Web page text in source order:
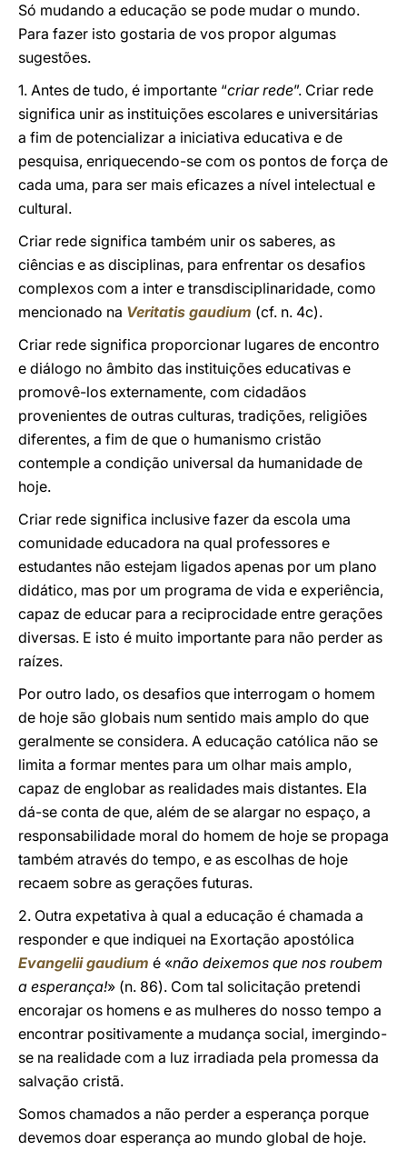
Só mudando a educação se pode mudar o mundo.
Para fazer isto gostaria de vos propor algumas
sugestões.
1. Antes de tudo, é importante “criar rede”. Criar rede
significa unir as instituições escolares e universitárias
a fim de potencializar a iniciativa educativa e de
pesquisa, enriquecendo-se com os pontos de força de
cada uma, para ser mais eficazes a nível intelectual e
cultural.
Criar rede significa também unir os saberes, as
ciências e as disciplinas, para enfrentar os desafios
complexos com a inter e transdisciplinaridade, como
mencionado na Veritatis gaudium (cf. n. 4c).
Criar rede significa proporcionar lugares de encontro
e diálogo no âmbito das instituições educativas e
promovê-los externamente, com cidadãos
provenientes de outras culturas, tradições, religiões
diferentes, a fim de que o humanismo cristão
contemple a condição universal da humanidade de
hoje.
Criar rede significa inclusive fazer da escola uma
comunidade educadora na qual professores e
estudantes não estejam ligados apenas por um plano
didático, mas por um programa de vida e experiência,
capaz de educar para a reciprocidade entre gerações
diversas. E isto é muito importante para não perder as
raízes.
Por outro lado, os desafios que interrogam o homem
de hoje são globais num sentido mais amplo do que
geralmente se considera. A educação católica não se
limita a formar mentes para um olhar mais amplo,
capaz de englobar as realidades mais distantes. Ela
dá-se conta de que, além de se alargar no espaço, a
responsabilidade moral do homem de hoje se propaga
também através do tempo, e as escolhas de hoje
recaem sobre as gerações futuras.
2. Outra expetativa à qual a educação é chamada a
responder e que indiquei na Exortação apostólica
Evangelii gaudium é «não deixemos que nos roubem
a esperança!» (n. 86). Com tal solicitação pretendi
encorajar os homens e as mulheres do nosso tempo a
encontrar positivamente a mudança social, imergindo-
se na realidade com a luz irradiada pela promessa da
salvação cristã.
Somos chamados a não perder a esperança porque
devemos doar esperança ao mundo global de hoje.